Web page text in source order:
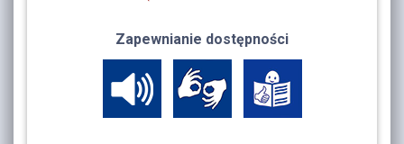
Zapewnianie dostępności